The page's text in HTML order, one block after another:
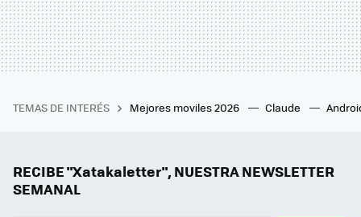
TEMAS DE INTERÉS Mejores moviles 2026 Claude
RECIBE "Xatakaletter", NUESTRA NEWSLETTER
SEMANAL